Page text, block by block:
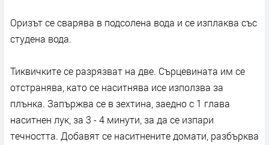
Оризът се сварява в подсолена вода и се изплаква със
студена вода.
Тиквичките се разрязват на две. Сърцевината им се
отстранява, като се наситнява исе използва за
плънка. Запържва се в зехтина, заедно с 1 глава
наситнен лук, за 3 - 4 минути, за да се изпари
течността. Добавят се наситнените домати, разбърква